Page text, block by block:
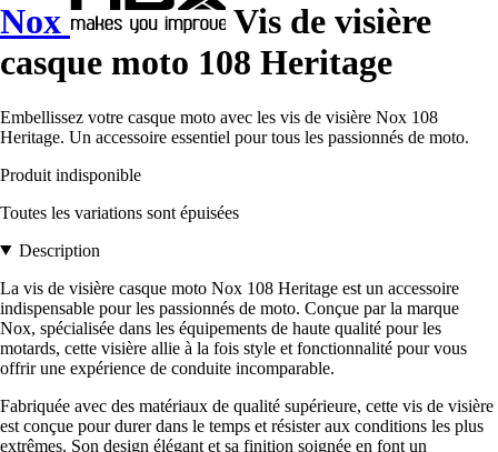
Nox
Vis de visière
casque moto 108 Heritage
Embellissez votre casque moto avec les vis de visière Nox 108
Heritage. Un accessoire essentiel pour tous les passionnés de moto.
Produit indisponible
Toutes les variations sont épuisées
Description
La vis de visière casque moto Nox 108 Heritage est un accessoire
indispensable pour les passionnés de moto. Conçue par la marque
Nox, spécialisée dans les équipements de haute qualité pour les
motards, cette visière allie à la fois style et fonctionnalité pour vous
offrir une expérience de conduite incomparable.
Fabriquée avec des matériaux de qualité supérieure, cette vis de visière
est conçue pour durer dans le temps et résister aux conditions les plus
extrêmes. Son design élégant et sa finition soignée en font un